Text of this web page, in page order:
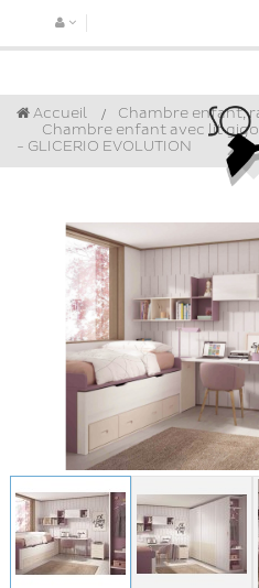
Accueil
Chambre enfant,
Chambre enfant avec lit
- GLICERIO EVOLUTION